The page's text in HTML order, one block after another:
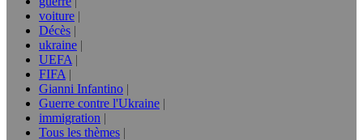
voiture
Décès
ukraine
UEFA
FIFA
Gianni Infantino
Guerre contre l'Ukraine
immigration
Tous les thèmes